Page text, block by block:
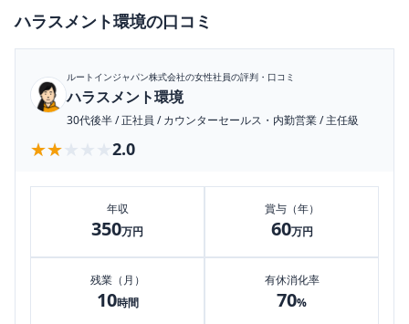
ハラスメント環境の口コミ
ルートインジャパン株式会社の女性社員の評判・口コミ
ハラスメント環境
30代後半/正社員 /カウンターセールス・内勤営業/主任級
★★★★★
★★★★★ 2.0
年収
350万円
賞与（年）
60万円
残業（月）
10時間
有休消化率
70%